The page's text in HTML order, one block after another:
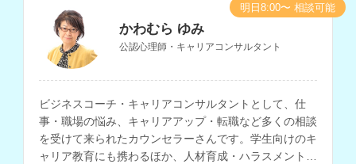
かわむら ゆみ
公認心理師・キャリアコンサルタント
ビジネスコーチ・キャリアコンサルタントとして、仕
事・職場の悩み、キャリアアップ・転職など多くの相談
を受けて来られたカウンセラーさんです。学生向けのキ
ャリア教育にも携わるほか、人材育成・ハラスメント・
明日8:00〜 相談可能